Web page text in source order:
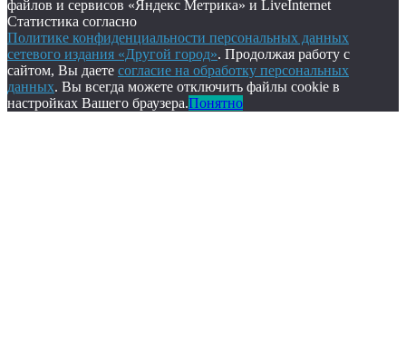
файлов и сервисов «Яндекс Метрика» и LiveInternet
Статистика согласно
Политике конфиденциальности персональных данных
сетевого издания «Другой город». Продолжая работу с
сайтом, Вы даете согласие на обработку персональных
данных. Вы всегда можете отключить файлы cookie в
настройках Вашего браузера.Понятно